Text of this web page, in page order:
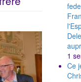
1
Ce